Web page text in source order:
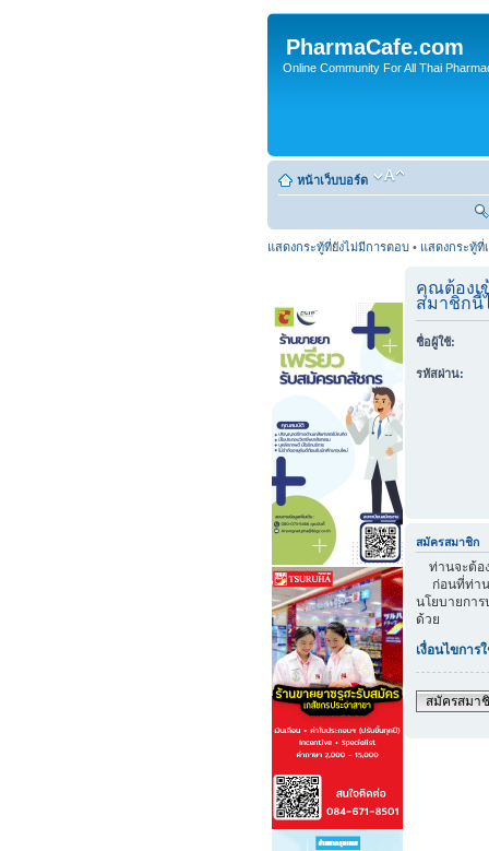
PharmaCafe.com
Online Community For All Thai
หน้าเว็บบอร์ด
แสดงกระทู้ที่ยังไม่มีการตอบ • แสดงกระทู้ที่
คุณต้องเ
สมาชิกนี้
ชื่อผู้ใช้:
รหัสผ่าน:
สมัครสมาชิก
ท่านจะต้อ
ก่อนที่ท่าน
นโยบายกา
ด้วย
เงื่อนไขการ
สมัครสมา